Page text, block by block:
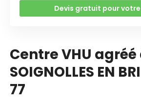
Devis gratuit pour
Centre VHU agréé
SOIGNOLLES EN
77